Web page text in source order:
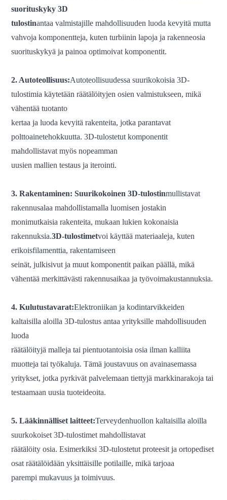
suorituskyky3D
tulostinantaa valmistajille mahdollisuuden luoda kevyitä mutta
vahvoja komponentteja, kuten turbiinin lapoja ja rakenneosia
suorituskykyä ja painoa optimoivat komponentit.
2. Autoteollisuus:Autoteollisuudessa suurikokoisia 3D-
tulostimia käytetään räätälöityjen osien valmistukseen, mikä
vähentäätuotanto
kertaa ja luoda kevyitä rakenteita, jotka parantavat
polttoainetehokkuutta. 3D-tulostetut komponentit
mahdollistavat myös nopeamman
uusien mallien testaus ja iterointi.
3. Rakentaminen: Suurikokoinen 3D-tulostinmullistavat
rakennusalaa mahdollistamalla luomisenjostakin
monimutkaisia ​​rakenteita, mukaan lukien kokonaisia ​​
rakennuksia.3D-tulostimetvoi käyttää materiaaleja, kuten
erikoisfilamenttia, rakentamiseen
seinät, julkisivut ja muut komponentit paikan päällä, mikä
vähentää merkittävästi rakennusaikaa ja työvoimakustannuksia.
4. Kulutustavarat:Elektroniikan ja kodintarvikkeiden
kaltaisilla aloilla 3D-tulostus antaa yrityksille mahdollisuuden
luoda
räätälöityjä malleja tai pientuotantoisia osia ilman kalliita
muotteja tai työkaluja. Tämä joustavuus on avainasemassa
yritykset, jotka pyrkivät palvelemaan tiettyjä markkinarakoja tai
testaamaan uusia tuoteideoita.
5. Lääkinnälliset laitteet:Terveydenhuollon kaltaisilla aloilla
suurkokoiset 3D-tulostimet mahdollistavat
räätälöityosia. Esimerkiksi 3D-tulostetut proteesit ja ortopediset
osat räätälöidään yksittäisille potilaille, mikä tarjoaa
parempi mukavuus ja toimivuus.